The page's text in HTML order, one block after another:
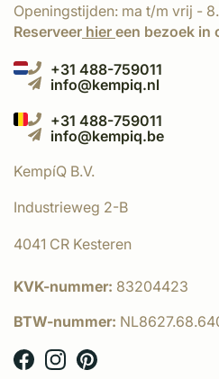
Openingstijden: ma t/m vrij -
Reserveer hier een bezoek in
+31 488-759011
info@kempiq.nl
+31 488-759011
info@kempiq.be
KempíQ B.V.
Industrieweg 2-B
4041 CR Kesteren
KVK-nummer: 83204423
BTW-nummer: